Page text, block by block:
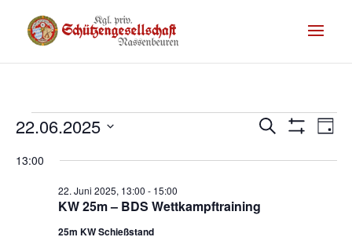
Termine
für
Juni
Termine
Suche
Tag
22.06.2025
13:00
KW 25m – BDS Wettkampftraining
22. Juni 2025, 13:00 - 15:00
25m KW Schießstand